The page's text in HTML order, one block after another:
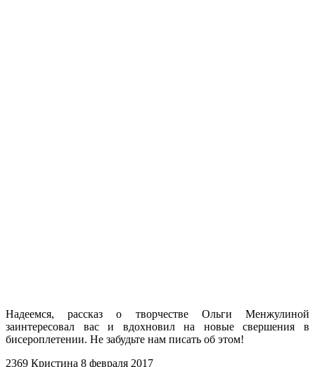
Надеемся, рассказ о творчестве Ольги Менжулиной
заинтересовал вас и вдохновил на новые свершения в
бисероплетении. Не забудьте нам писать об этом!
2369 Кристина 8 февраля 2017